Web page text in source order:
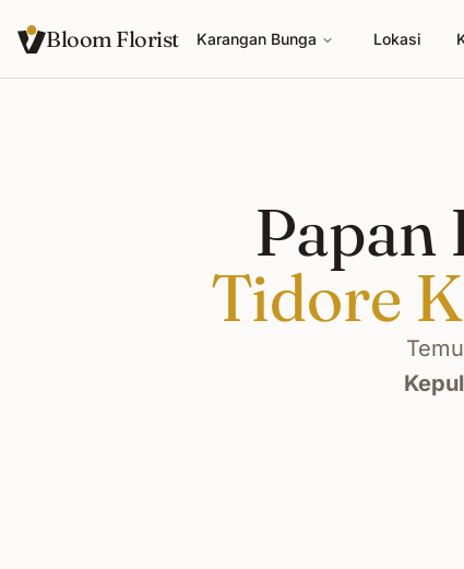
Bloom Florist Karangan Bunga Lokasi
Papan
Tidore